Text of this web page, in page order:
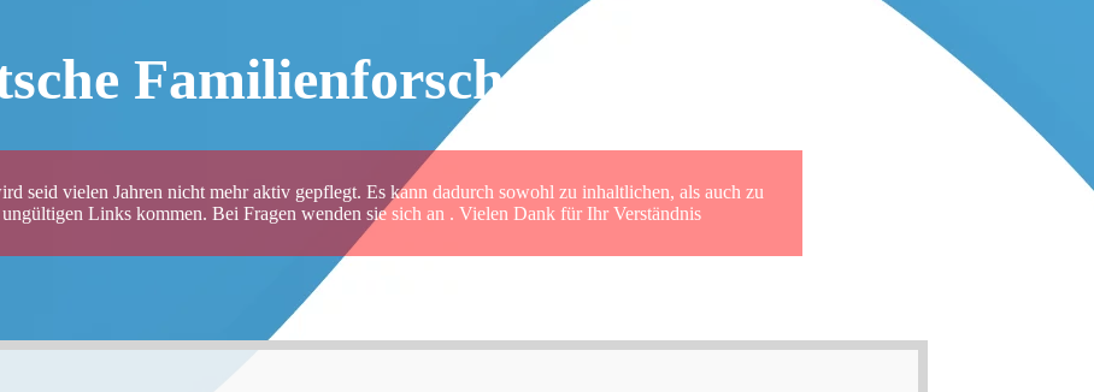
Familienforscher SUD Archiv
seid vielen Jahren nicht mehr aktiv gepflegt. Es kann dadurch sowohl zu inhaltlichen, als auch zu
Links kommen. Bei Fragen wenden sie sich an . Vielen Dank für Ihr Verständnis